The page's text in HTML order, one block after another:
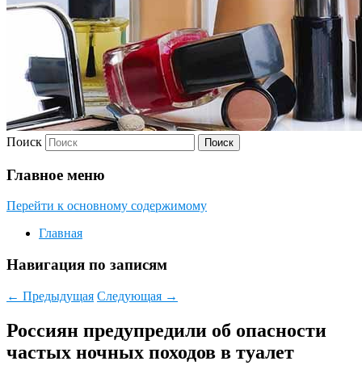
Поиск
Главное меню
Перейти к основному содержимому
Главная
Навигация по записям
← Предыдущая Следующая →
Россиян предупредили об опасности
частых ночных походов в туалет